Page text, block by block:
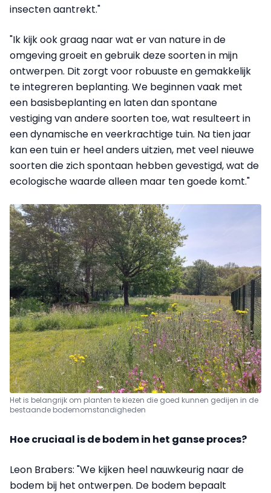
insecten aantrekt."
"Ik kijk ook graag naar wat er van nature in de
omgeving groeit en gebruik deze soorten in mijn
ontwerpen. Dit zorgt voor robuuste en gemakkelijk
te integreren beplanting. We beginnen vaak met
een basisbeplanting en laten dan spontane
vestiging van andere soorten toe, wat resulteert in
een dynamische en veerkrachtige tuin. Na tien jaar
kan een tuin er heel anders uitzien, met veel nieuwe
soorten die zich spontaan hebben gevestigd, wat de
ecologische waarde alleen maar ten goede komt."
Het is belangrijk om planten te kiezen die goed kunnen gedijen in de
bestaande bodemomstandigheden
Hoe cruciaal is de bodem in het ganse proces?
Leon Brabers: "We kijken heel nauwkeurig naar de
bodem bij het ontwerpen. De bodem bepaalt